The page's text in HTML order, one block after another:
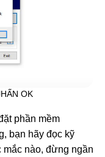
OK
phần mềm
bạn hãy đọc kỹ
mắc nào, đừng ngần